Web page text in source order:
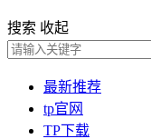
搜索 收起
最新推荐
tp官网
TP下载